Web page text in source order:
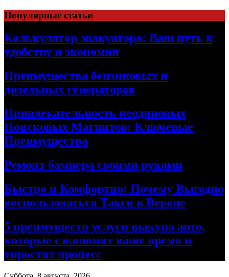
Skip
to
content
Популярные статьи
Калькулятор эвакуатора: Ваш путь к
удобству и экономии
Преимущества бензиновых и
дизельных генераторов
Привлекательность неодиновых
Поисковых Магнитов: Ключевые
Преимущества
Ремонт бампера своими руками
Быстро и Комфортно: Почему Выгодно
воспользоваться Такси в Вероне
5 преимуществ услуги выкупа авто,
которые сэкономят ваше время и
упростят процесс